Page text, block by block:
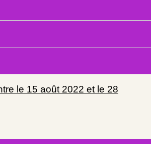
le 15 août 2022 et le 28